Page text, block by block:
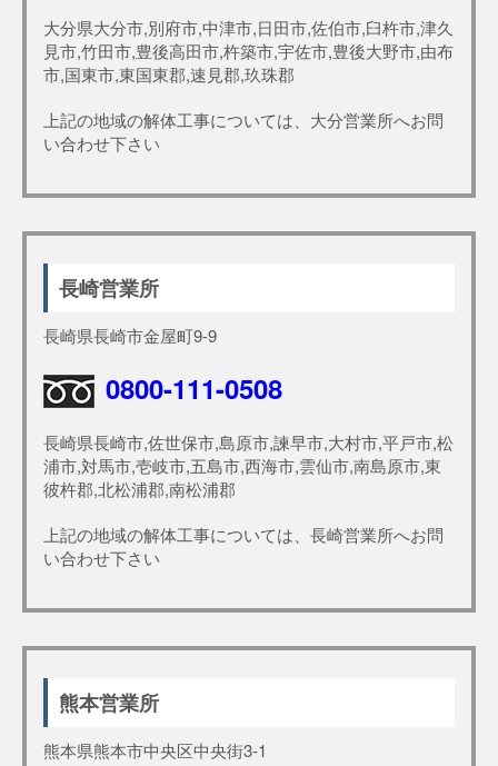
大分県大分市,別府市,中津市,日田市,佐伯市,臼杵市,津久
見市,竹田市,豊後高田市,杵築市,宇佐市,豊後大野市,由布
市,国東市,東国東郡,速見郡,玖珠郡
上記の地域の解体工事については、大分営業所へお問
い合わせ下さい
長崎営業所
長崎県長崎市金屋町9-9
0800-111-0508
長崎県長崎市,佐世保市,島原市,諫早市,大村市,平戸市,松
浦市,対馬市,壱岐市,五島市,西海市,雲仙市,南島原市,東
彼杵郡,北松浦郡,南松浦郡
上記の地域の解体工事については、長崎営業所へお問
い合わせ下さい
熊本営業所
熊本県熊本市中央区中央街3-1